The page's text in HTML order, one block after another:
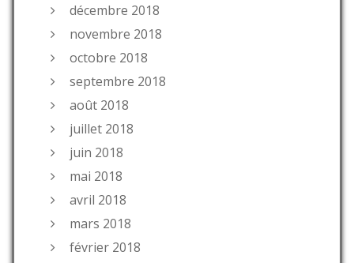
décembre 2018
novembre 2018
octobre 2018
septembre 2018
août 2018
juillet 2018
juin 2018
mai 2018
avril 2018
mars 2018
février 2018